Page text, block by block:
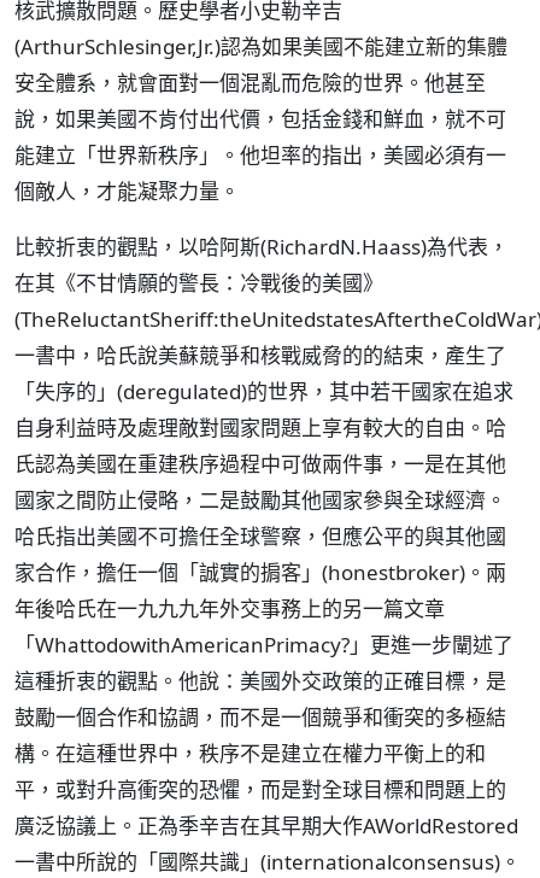
核武擴散問題。歷史學者小史勒辛吉
(ArthurSchlesinger,Jr.)認為如果美國不能建立新的集體
安全體系，就會面對一個混亂而危險的世界。他甚至
說，如果美國不肯付出代價，包括金錢和鮮血，就不可
能建立「世界新秩序」。他坦率的指出，美國必須有一
個敵人，才能凝聚力量。
比較折衷的觀點，以哈阿斯(RichardN.Haass)為代表，
在其《不甘情願的警長：冷戰後的美國》
一書中，哈氏說美蘇競爭和核戰威脅的的結束，產生了
「失序的」(deregulated)的世界，其中若干國家在追求
自身利益時及處理敵對國家問題上享有較大的自由。哈
氏認為美國在重建秩序過程中可做兩件事，一是在其他
國家之間防止侵略，二是鼓勵其他國家參與全球經濟。
哈氏指出美國不可擔任全球警察，但應公平的與其他國
家合作，擔任一個「誠實的掮客」(honestbroker)。兩
年後哈氏在一九九九年外交事務上的另一篇文章
「WhattodowithAmericanPrimacy?」更進一步闡述了
這種折衷的觀點。他說：美國外交政策的正確目標，是
鼓勵一個合作和協調，而不是一個競爭和衝突的多極結
構。在這種世界中，秩序不是建立在權力平衡上的和
平，或對升高衝突的恐懼，而是對全球目標和問題上的
廣泛協議上。正為季辛吉在其早期大作AWorldRestored
一書中所說的「國際共識」(internationalconsensus)。